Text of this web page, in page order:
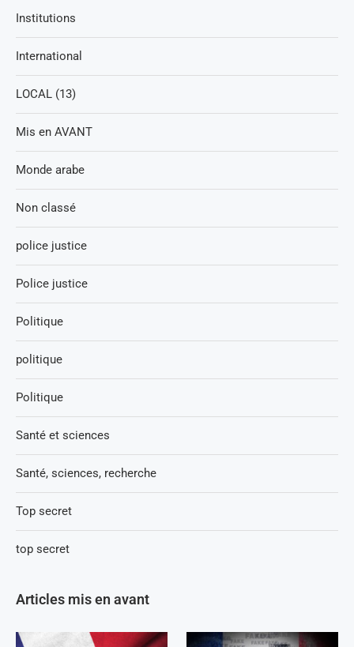
Institutions
International
LOCAL (13)
Mis en AVANT
Monde arabe
Non classé
police justice
Police justice
Politique
politique
Politique
Santé et sciences
Santé, sciences, recherche
Top secret
top secret
Articles mis en avant